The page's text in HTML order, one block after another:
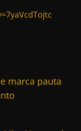
marca pauta